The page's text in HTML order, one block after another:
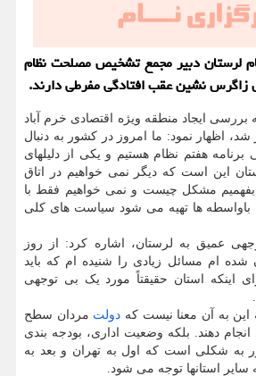
لرستان دبیر مجمع تشخیص مصلحت نظام
زاگرس نشین عقب افتادگی مفرطی دارند.
ایجاد منطقه ویژه اقتصادی خرم آباد
شد، اظهار نمود: ما امروز در کشور به دنبال
هفتم نظام هستیم و یکی از دلیلهای
این است که دیگر نمی خواهیم در اتاق
بفهمیم مشکل چیست و نمی خواهیم فقط با
باواسطه ها تهیه می شود سیاست های کلی
عمیق به لرستان، اشاره کرد: از روز
شده ام مسائل زیادی را شنیده ام که باید
اینکه استان حقیقتاً مورد یک بی توجهی
این به آن معنا نیست که دولت مردان سطح
انجام دهند. بلکه وضعیت اداری، بودجه بندی
به شکلی است که اول به تهران و بعد به
استانها توجه می شود.